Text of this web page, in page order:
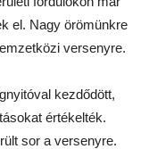
el. Nagy örömünkre
versenyre.
kezdődött,
értékelték.
sor a versenyre.